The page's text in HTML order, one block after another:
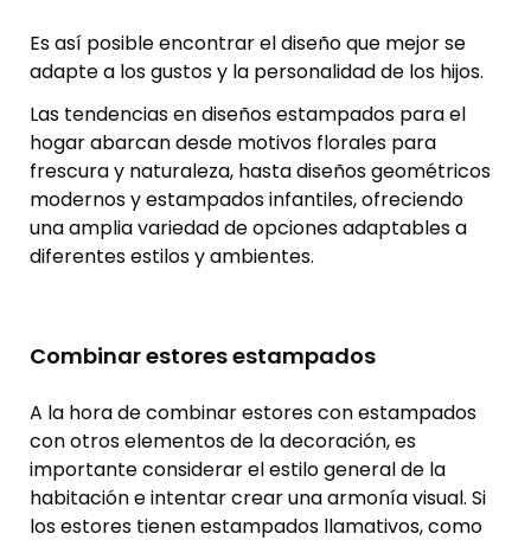
Es así posible encontrar el diseño que mejor se
adapte a los gustos y la personalidad de los hijos.
Las tendencias en diseños estampados para el
hogar abarcan desde motivos florales para
frescura y naturaleza, hasta diseños geométricos
modernos y estampados infantiles, ofreciendo
una amplia variedad de opciones adaptables a
diferentes estilos y ambientes.
Combinar estores estampados
A la hora de combinar estores con estampados
con otros elementos de la decoración, es
importante considerar el estilo general de la
habitación e intentar crear una armonía visual. Si
los estores tienen estampados llamativos, como